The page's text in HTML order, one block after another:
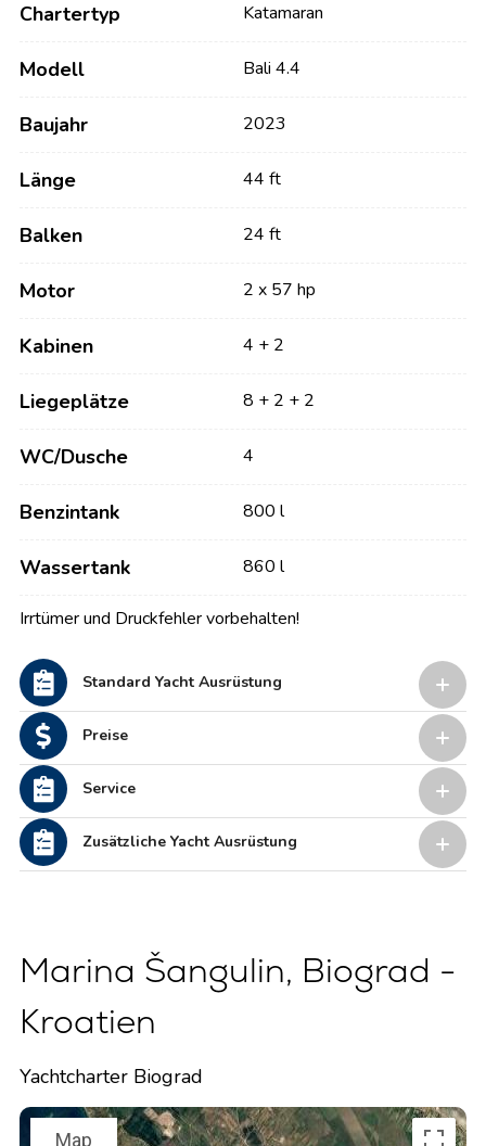
Chartertyp Katamaran
Modell Bali 4.4
Baujahr 2023
Länge 44 ft
Balken 24 ft
Motor 2 x 57 hp
Kabinen 4 + 2
Liegeplätze 8 + 2 + 2
WC/Dusche 4
Benzintank 800 l
Wassertank 860 l
Irrtümer und Druckfehler vorbehalten!
Standard Yacht Ausrüstung
Preise
Service
Zusätzliche Yacht Ausrüstung
Marina Šangulin, Biograd -
Kroatien
Yachtcharter Biograd
Map